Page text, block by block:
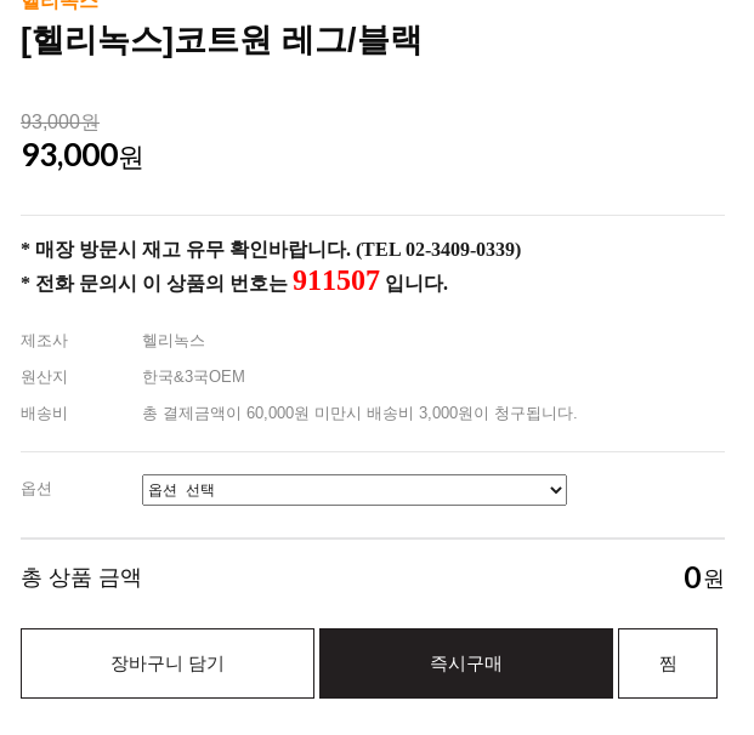
[헬리녹스]코트원 레그/블랙
93,000원
93,000원
* 매장 방문시 재고 유무 확인바랍니다. (TEL 02-3409-0339)
* 전화 문의시 이 상품의 번호는 911507 입니다.
제조사
헬리녹스
원산지
한국&3국OEM
배송비
총 결제금액이 60,000원 미만시 배송비 3,000원이 청구됩니다.
옵션
총 상품 금액 0원
장바구니 담기 즉시구매 찜